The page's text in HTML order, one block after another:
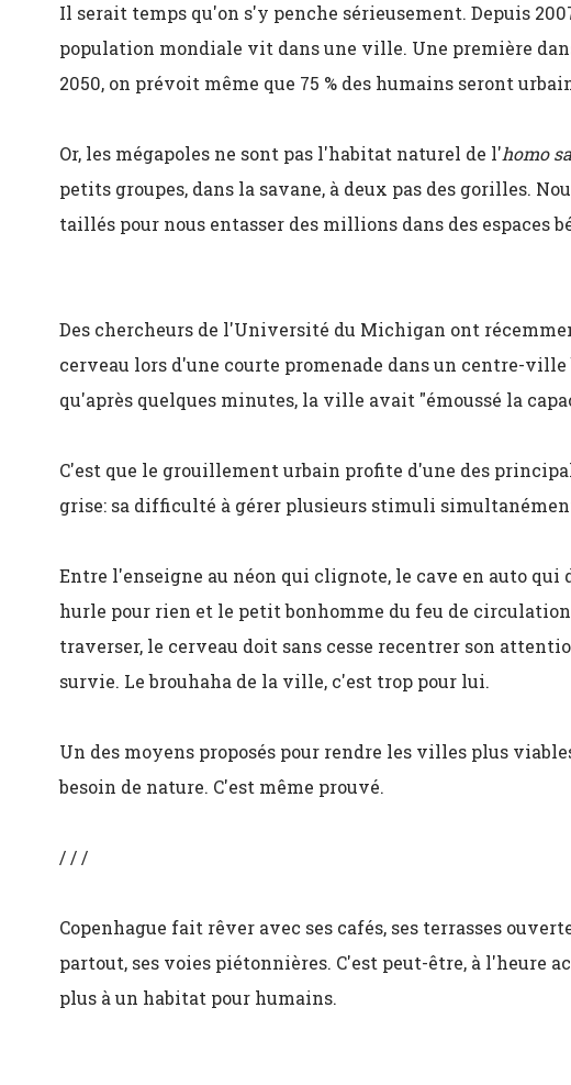
Il serait temps qu'on s'y penche sérieusement. Depuis
population mondiale vit dans une ville. Une première
2050, on prévoit même que 75 % des humains seront
Or, les mégapoles ne sont pas l'habitat naturel de l'homo
petits groupes, dans la savane, à deux pas des gorilles.
taillés pour nous entasser des millions dans des espaces
Des chercheurs de l'Université du Michigan ont
cerveau lors d'une courte promenade dans un centre-
qu'après quelques minutes, la ville avait "émoussé la
C'est que le grouillement urbain profite d'une des
grise: sa difficulté à gérer plusieurs stimuli
Entre l'enseigne au néon qui clignote, le cave en auto qui
hurle pour rien et le petit bonhomme du feu de
traverser, le cerveau doit sans cesse recentrer son
survie. Le brouhaha de la ville, c'est trop pour lui.
Un des moyens proposés pour rendre les villes plus
besoin de nature. C'est même prouvé.
/ / /
Copenhague fait rêver avec ses cafés, ses terrasses
partout, ses voies piétonnières. C'est peut-être, à l'heure
plus à un habitat pour humains.